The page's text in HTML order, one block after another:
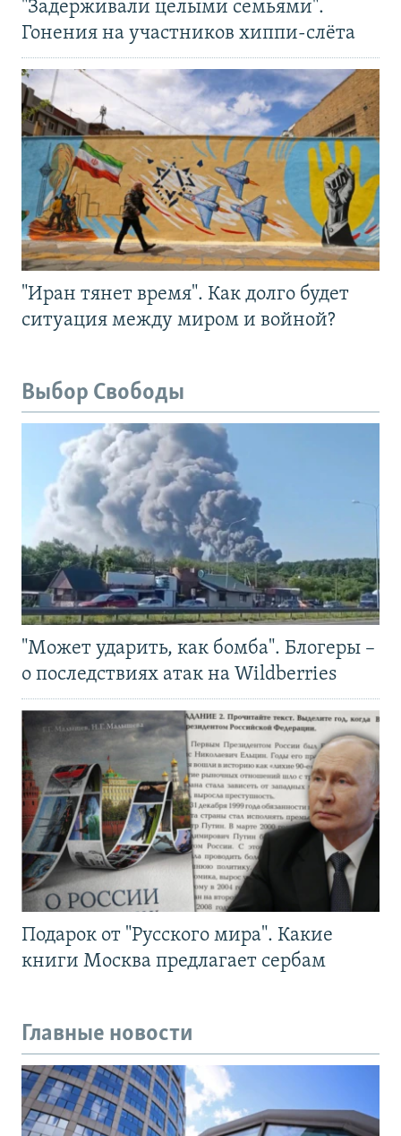
"Задерживали целыми семьями".
Гонения на участников хиппи-слёта
"Иран тянет время". Как долго будет
ситуация между миром и войной?
Выбор Свободы
"Может ударить, как бомба". Блогеры –
о последствиях атак на Wildberries
Подарок от "Русского мира". Какие
книги Москва предлагает сербам
Главные новости